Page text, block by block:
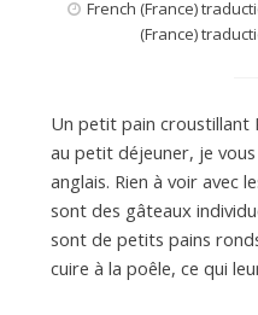
French (France)
(France)
Un petit pain croustillant
au petit déjeuner, je
anglais. Rien à voir avec
sont des gâteaux
sont de petits pains
cuire à la poêle, ce qui